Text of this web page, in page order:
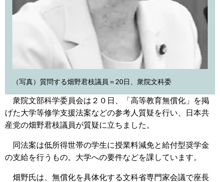
（写真）質問する畑野君枝議員＝20日、衆院文科委
衆院文部科学委員会は２０日、「高等教育無償化」を掲
げた大学等修学支援法案などの参考人質疑を行い、日本共
産党の畑野君枝議員が質疑に立ちました。
同法案は低所得世帯の学生に授業料減免と給付型奨学金
の支給を行うもの。大学への要件などを課しています。
畑野氏は、無償化を具体化する文科省専門家会議で座長